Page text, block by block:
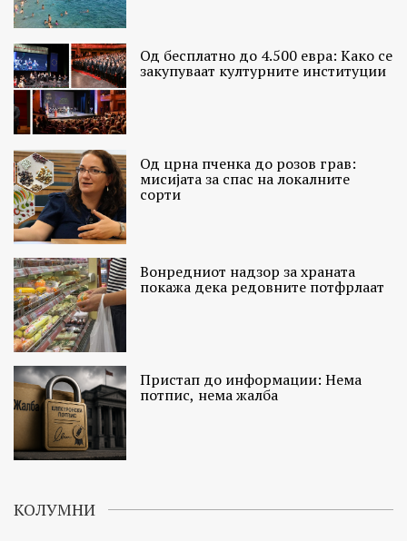
Од бесплатно до 4.500 евра: Како се
закупуваат културните институции
Од црна пченка до розов грав:
мисијата за спас на локалните
сорти
Вонредниот надзор за храната
покажа дека редовните потфрлаат
Пристап до информации: Нема
потпис, нема жалба
КОЛУМНИ